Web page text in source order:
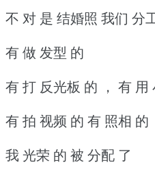
不 对 是 结婚照 我们 分
有 做 发型 的
有 打 反光板 的 ， 有 用
有 拍 视频 的 有 照相 的
我 光荣 的 被 分配 了